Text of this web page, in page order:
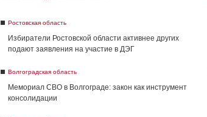
Ростовская область
Избиратели Ростовской области активнее других
подают заявления на участие в ДЭГ
Волгоградская область
Мемориал СВО в Волгограде: закон как инструмент
консолидации